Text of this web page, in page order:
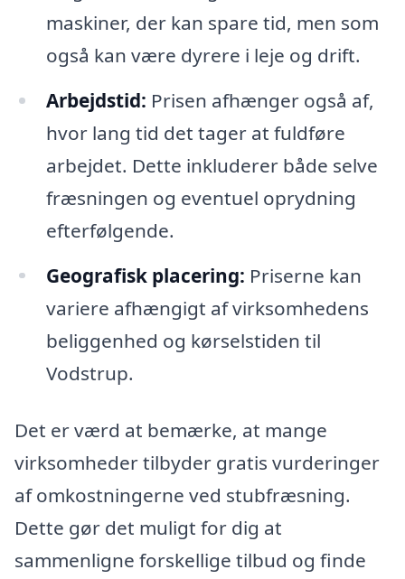
maskiner, der kan spare tid, men som
også kan være dyrere i leje og drift.
Arbejdstid: Prisen afhænger også af,
hvor lang tid det tager at fuldføre
arbejdet. Dette inkluderer både selve
fræsningen og eventuel oprydning
efterfølgende.
Geografisk placering: Priserne kan
variere afhængigt af virksomhedens
beliggenhed og kørselstiden til
Vodstrup.
Det er værd at bemærke, at mange
virksomheder tilbyder gratis vurderinger
af omkostningerne ved stubfræsning.
Dette gør det muligt for dig at
sammenligne forskellige tilbud og finde